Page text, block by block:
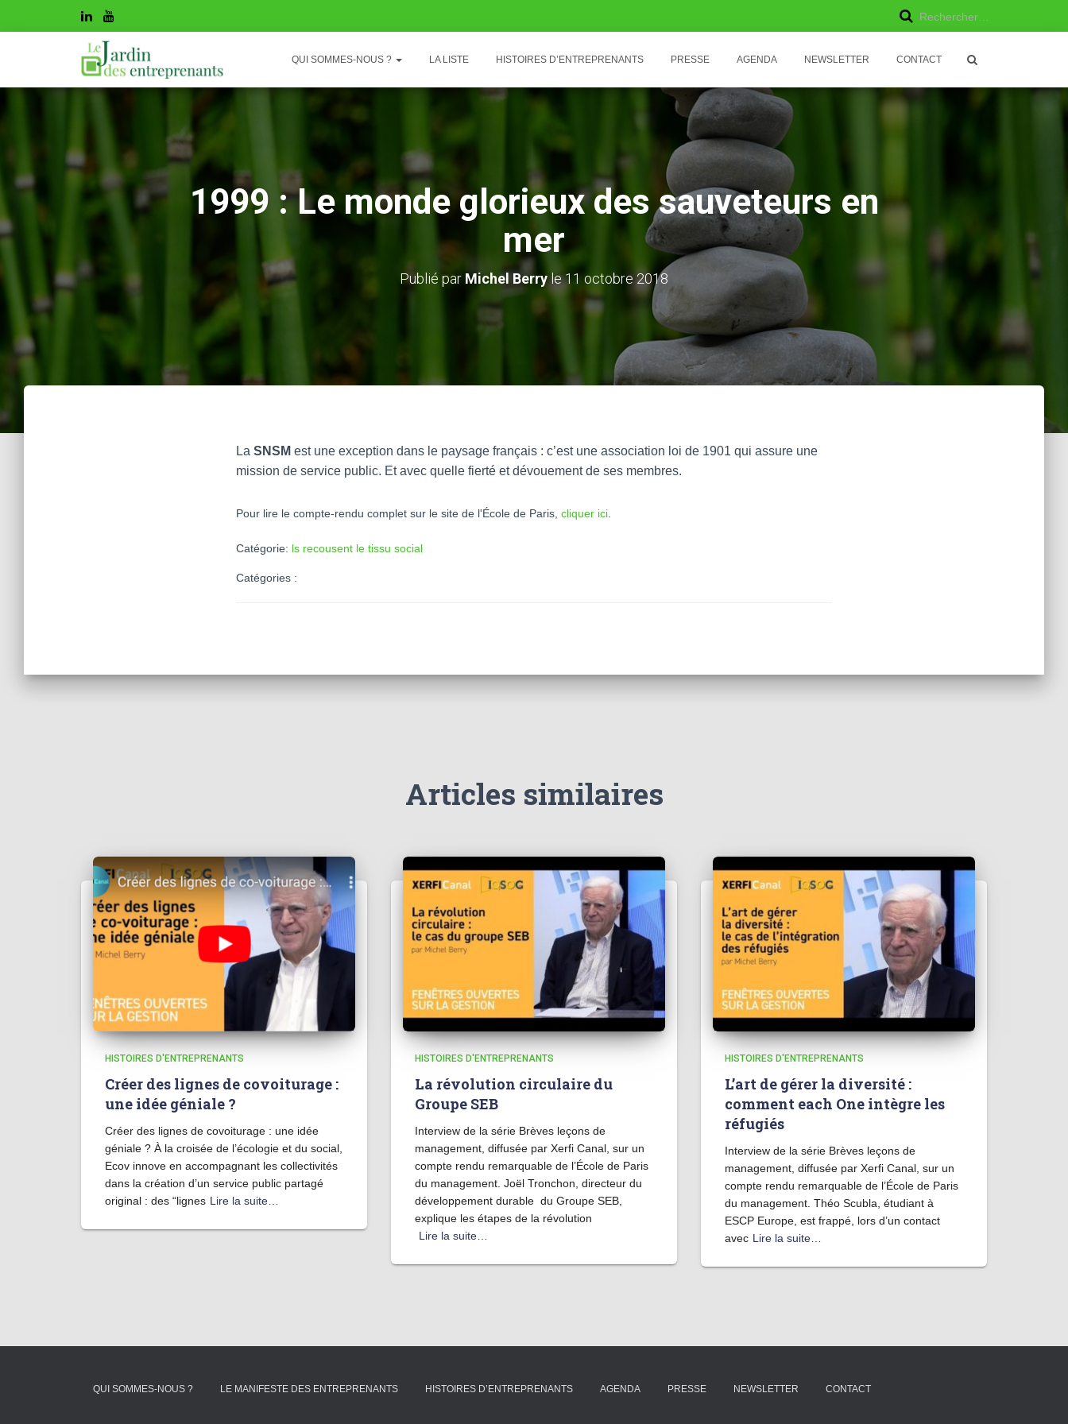
Rechercher…
QUI SOMMES-NOUS ? LA LISTE HISTOIRES D’ENTREPRENANTS PRESSE AGENDA NEWSLETTER CONTACT
1999 : Le monde glorieux des sauveteurs en
mer
Publié par Michel Berryle11 octobre 2018
La SNSM est une exception dans le paysage français : c’est une association loi de 1901 qui assure une
mission de service public. Et avec quelle fierté et dévouement de ses membres.
Pour lire le compte-rendu complet sur le site de l'École de Paris, cliquer ici
Catégorie: ls recousent le tissu social
Catégories :
Articles similaires
HISTOIRES D'ENTREPRENANTS
Créer des lignes de covoiturage :
une idée géniale ?
Créer des lignes de covoiturage : une idée
géniale ? À la croisée de l’écologie et du social,
Ecov innove en accompagnant les collectivités
dans la création d’un service public partagé
original : des “lignes Lire la suite…
HISTOIRES D'ENTREPRENANTS
La révolution circulaire du
Groupe SEB
Interview de la série Brèves leçons de
management, diffusée par Xerfi Canal, sur un
compte rendu remarquable de l’École de Paris
du management. Joël Tronchon, directeur du
développement durable du Groupe SEB,
explique les étapes de la révolution
Lire la suite…
HISTOIRES D'ENTREPRENANTS
L’art de gérer la diversité :
comment each One intègre les
réfugiés
Interview de la série Brèves leçons de
management, diffusée par Xerfi Canal, sur un
compte rendu remarquable de l’École de Paris
du management. Théo Scubla, étudiant à
ESCP Europe, est frappé, lors d’un contact
avec Lire la suite…
QUI SOMMES-NOUS ? LE MANIFESTE DES ENTREPRENANTS HISTOIRES D’ENTREPRENANTS AGENDA PRESSE NEWSLETTER CONTACT